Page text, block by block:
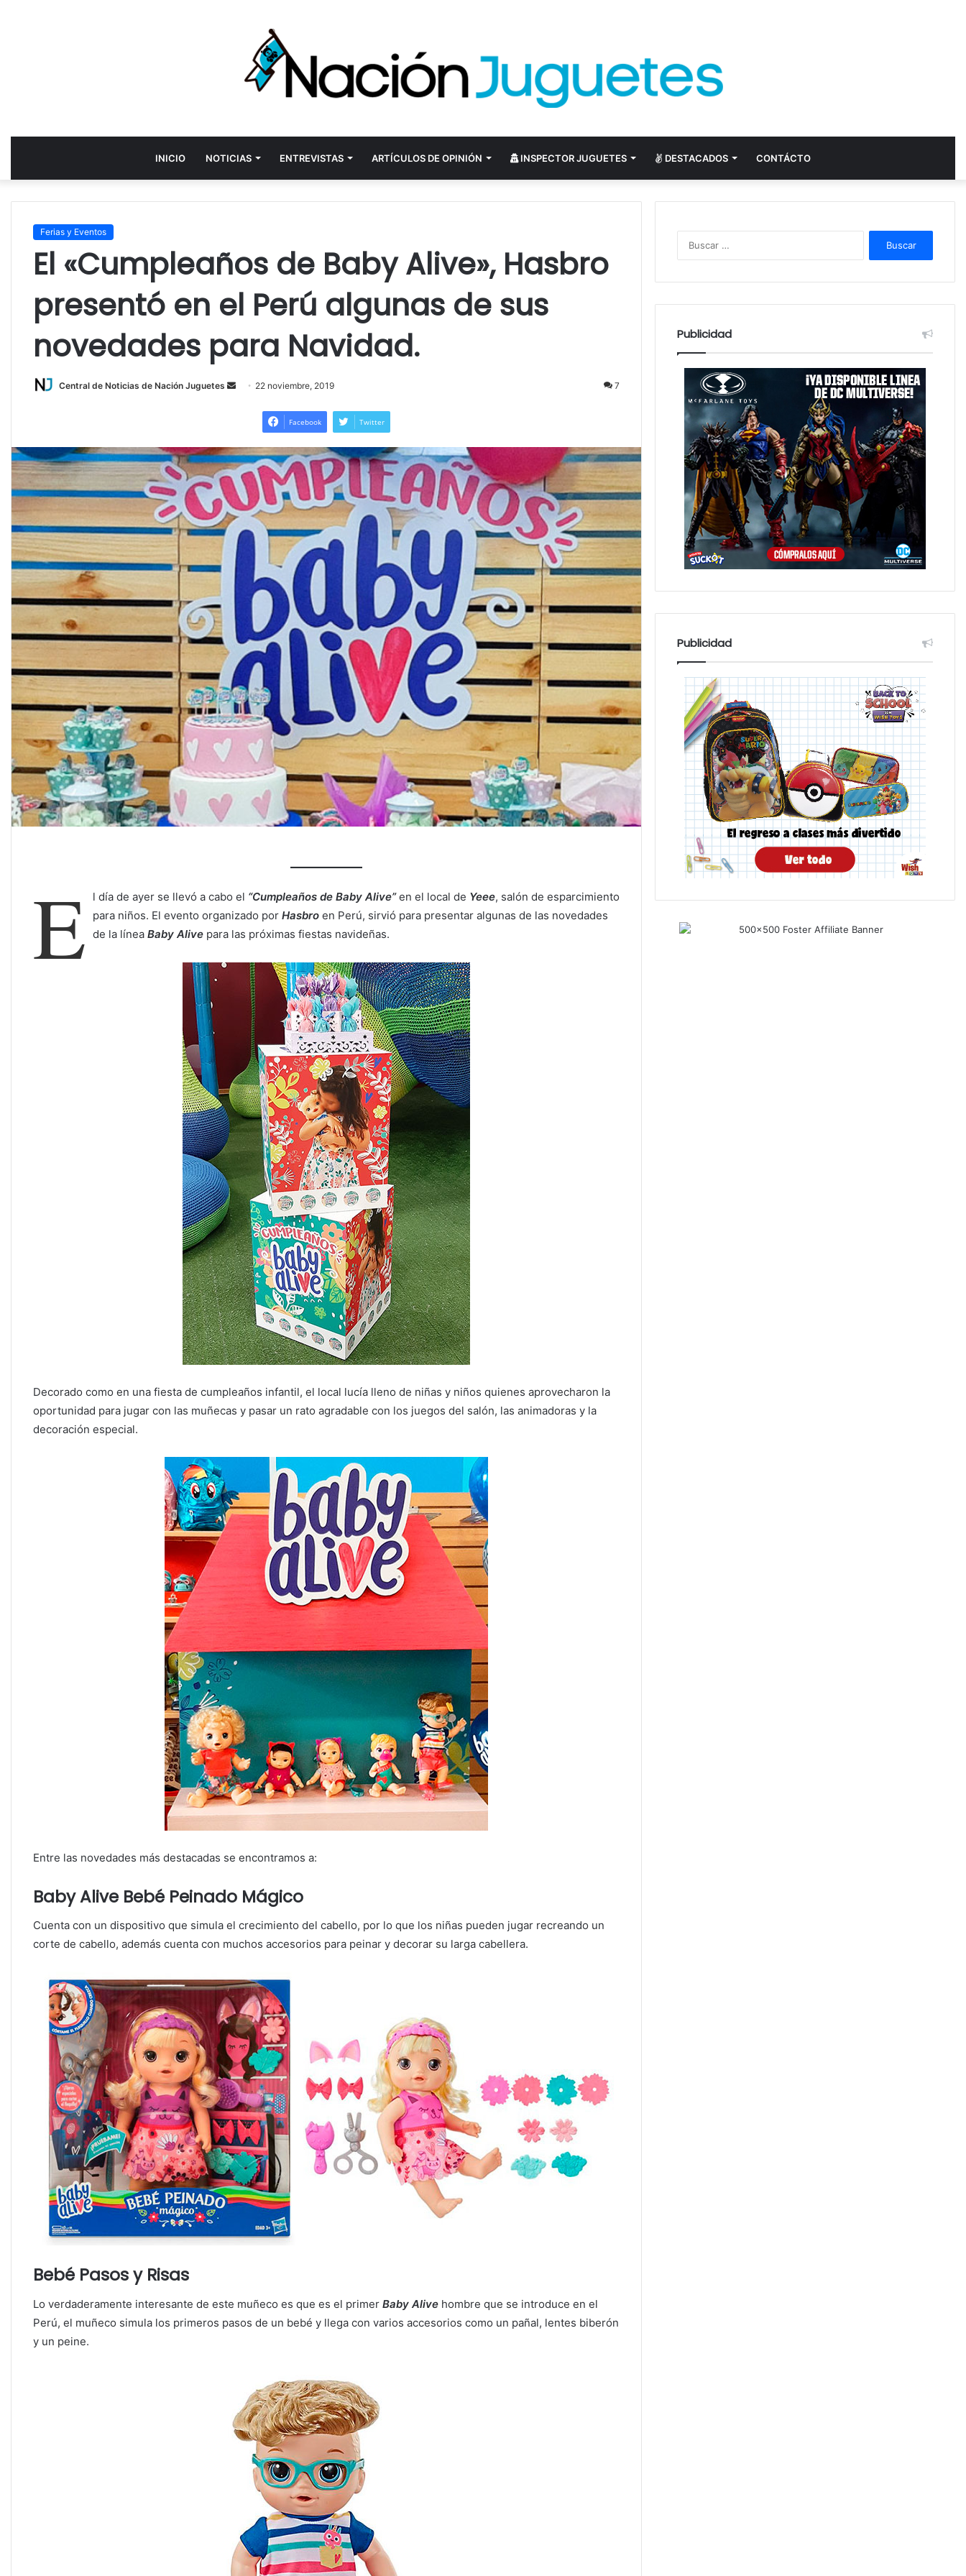
INICIO NOTICIAS ENTREVISTAS ARTÍCULOS DE OPINIÓN INSPECTOR JUGUETES DESTACADOS CONTÁCTO
Ferias y Eventos
El «Cumpleaños de Baby Alive», Hasbro
presentó en el Perú algunas de sus
novedades para Navidad.
Central de Noticias de Nación Juguetes
Send 22 noviembre, 2019 7
Facebook Twitter
E l día de ayer se llevó a cabo el “Cumpleaños de Baby Alive”en el local de Yeee, salón de esparcimiento
para niños. El evento organizado por Hasbro en Perú, sirvió para presentar algunas de las novedades
de la línea Baby Alive para las próximas fiestas navideñas.
Decorado como en una fiesta de cumpleaños infantil, el local lucía lleno de niñas y niños quienes aprovecharon la
oportunidad para jugar con las muñecas y pasar un rato agradable con los juegos del salón, las animadoras y la
decoración especial.
Entre las novedades más destacadas se encontramos a:
Baby Alive Bebé Peinado Mágico
Cuenta con un dispositivo que simula el crecimiento del cabello, por lo que los niñas pueden jugar recreando un
corte de cabello, además cuenta con muchos accesorios para peinar y decorar su larga cabellera.
Bebé Pasos y Risas
Lo verdaderamente interesante de este muñeco es que es el primer Baby Alive hombre que se introduce en el
Perú, el muñeco simula los primeros pasos de un bebé y llega con varios accesorios como un pañal, lentes biberón
y un peine.
Publicidad
Publicidad